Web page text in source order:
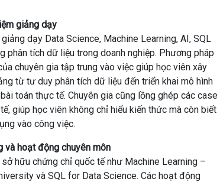
sample databases - SQL Server
dữ liệu
hành tiếng việt
𝐣𝐨𝐛 𝐢𝐧 𝐝𝐚𝐭𝐚 𝐟𝐢𝐞𝐥𝐝 để xây dựng định hướng rõ ràng, sẵn
𝐄𝐧𝐠𝐢𝐧𝐞𝐞𝐫.
giảng dạy
dạy Data Science, Machine Learning, AI, SQL
phân tích dữ liệu trong doanh nghiệp. Phương pháp
chuyên gia tập trung vào việc giúp học viên xây
từ tư duy phân tích dữ liệu đến triển khai mô hình
toán thực tế. Chuyên gia cũng lồng ghép các case
giúp học viên không chỉ hiểu kiến thức mà còn biết
vào công việc.
và hoạt động chuyên môn
sở hữu chứng chỉ quốc tế như Machine Learning –
và SQL for Data Science. Các hoạt động